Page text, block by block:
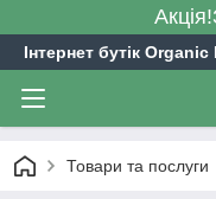
Інтернет бутік
Товари та послуги